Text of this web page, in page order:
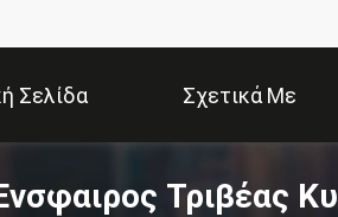
Σελίδα Σχετικά Με
Εμάς
Τριβέας